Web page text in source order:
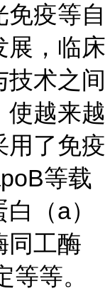
疫等自
展，临床
技术之间
使越来越
用了免疫
等载
（a）
同工酶
等等。